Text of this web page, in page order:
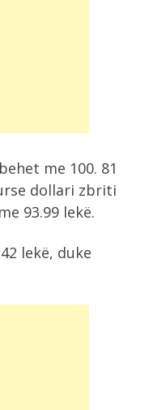
me 100. 81
dollari zbriti
93.99 lekë.
lekë, duke